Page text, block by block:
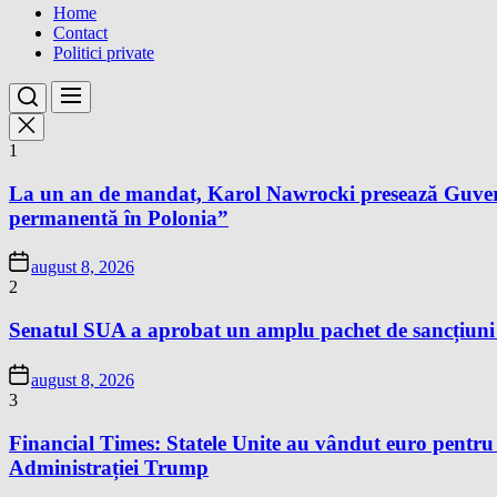
Home
Contact
Politici private
1
La un an de mandat, Karol Nawrocki presează
permanentă în Polonia”
august 8, 2026
2
Senatul SUA a aprobat un amplu pachet de
august 8, 2026
3
Financial Times: Statele Unite au vândut euro
Administrației Trump